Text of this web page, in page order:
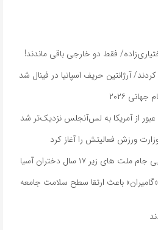
فقط دو خارجی باقی ماندند!
آرژانتین حریف اسپانیا در فینال شد
۲۰۲۶
عبور از آمریکا به لس‌آنجلس نزدیک‌تر شد
ورزش فعالیتش را آغاز کرد
زیر ۱۷ سال دختران آسیا
باعث ارتقا سطح سلامت جامعه